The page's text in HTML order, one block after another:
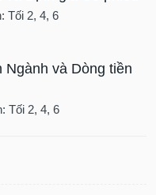
Tối 2, 4, 6
Ngành và Dòng tiền
Tối 2, 4, 6